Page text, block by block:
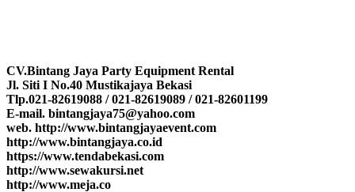
CV.Bintang Jaya Party Equipment Rental
Jl. Siti I No.40 Mustikajaya Bekasi
Tlp.021-82619088 / 021-82619089 / 021-82601199
E-mail. bintangjaya75@yahoo.com
web. http://www.bintangjayaevent.com
http://www.bintangjaya.co.id
https://www.tendabekasi.com
http://www.sewakursi.net
http://www.meja.co